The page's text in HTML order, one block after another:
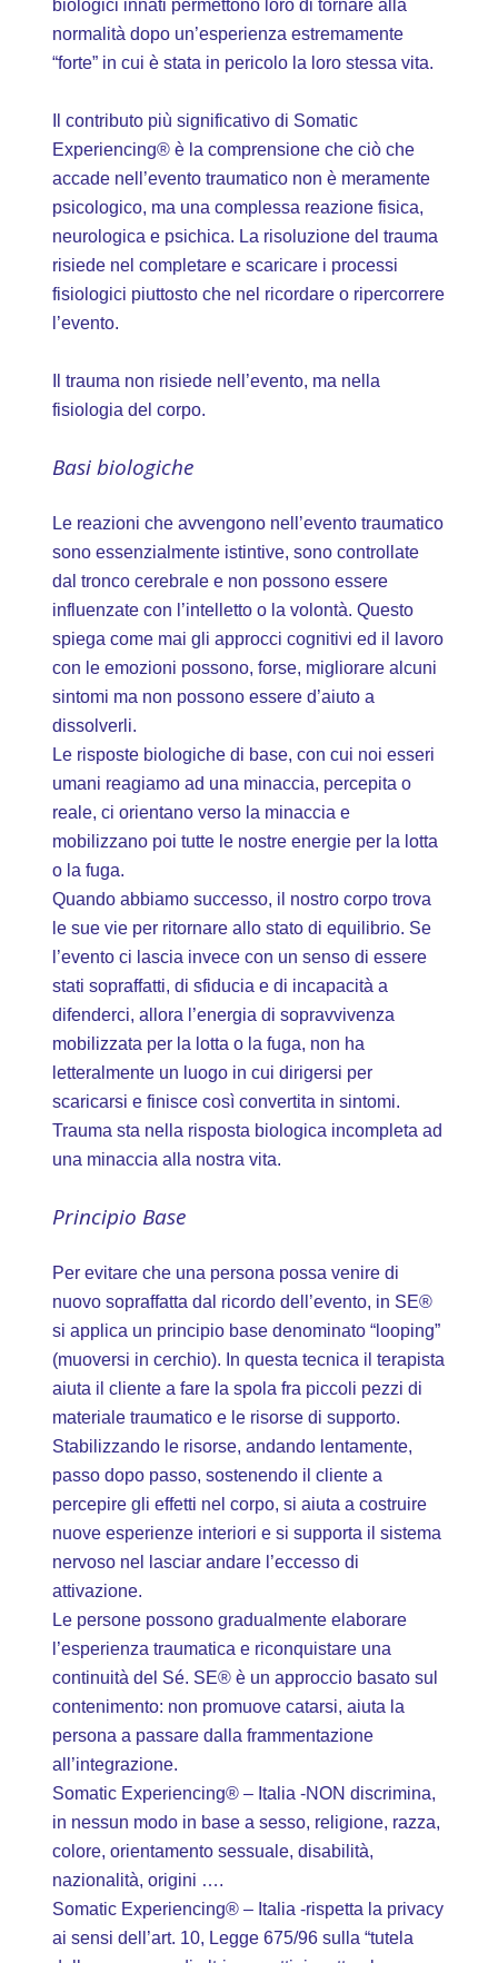
biologici innati permettono loro di tornare alla
normalità dopo un’esperienza estremamente
“forte” in cui è stata in pericolo la loro stessa vita.
Il contributo più significativo di Somatic
Experiencing® è la comprensione che ciò che
accade nell’evento traumatico non è meramente
psicologico, ma una complessa reazione fisica,
neurologica e psichica. La risoluzione del trauma
risiede nel completare e scaricare i processi
fisiologici piuttosto che nel ricordare o ripercorrere
l’evento.
Il trauma non risiede nell’evento, ma nella
fisiologia del corpo.
Basi biologiche
Le reazioni che avvengono nell’evento traumatico
sono essenzialmente istintive, sono controllate
dal tronco cerebrale e non possono essere
influenzate con l’intelletto o la volontà. Questo
spiega come mai gli approcci cognitivi ed il lavoro
con le emozioni possono, forse, migliorare alcuni
sintomi ma non possono essere d’aiuto a
dissolverli.
Le risposte biologiche di base, con cui noi esseri
umani reagiamo ad una minaccia, percepita o
reale, ci orientano verso la minaccia e
mobilizzano poi tutte le nostre energie per la lotta
o la fuga.
Quando abbiamo successo, il nostro corpo trova
le sue vie per ritornare allo stato di equilibrio. Se
l’evento ci lascia invece con un senso di essere
stati sopraffatti, di sfiducia e di incapacità a
difenderci, allora l’energia di sopravvivenza
mobilizzata per la lotta o la fuga, non ha
letteralmente un luogo in cui dirigersi per
scaricarsi e finisce così convertita in sintomi.
Trauma sta nella risposta biologica incompleta ad
una minaccia alla nostra vita.
Principio Base
Per evitare che una persona possa venire di
nuovo sopraffatta dal ricordo dell’evento, in SE®
si applica un principio base denominato “looping”
(muoversi in cerchio). In questa tecnica il terapista
aiuta il cliente a fare la spola fra piccoli pezzi di
materiale traumatico e le risorse di supporto.
Stabilizzando le risorse, andando lentamente,
passo dopo passo, sostenendo il cliente a
percepire gli effetti nel corpo, si aiuta a costruire
nuove esperienze interiori e si supporta il sistema
nervoso nel lasciar andare l’eccesso di
attivazione.
Le persone possono gradualmente elaborare
l’esperienza traumatica e riconquistare una
continuità del Sé. SE® è un approccio basato sul
contenimento: non promuove catarsi, aiuta la
persona a passare dalla frammentazione
all’integrazione.
Somatic Experiencing® – Italia -NON discrimina,
in nessun modo in base a sesso, religione, razza,
colore, orientamento sessuale, disabilità,
nazionalità, origini ….
Somatic Experiencing® – Italia -rispetta la privacy
ai sensi dell’art. 10, Legge 675/96 sulla “tutela